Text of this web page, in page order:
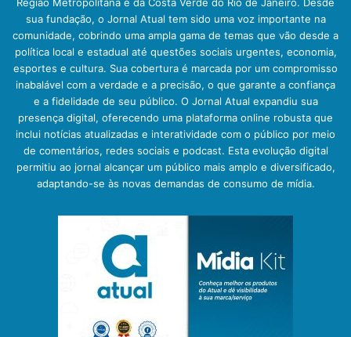
sua fundação, o Jornal Atual tem sido uma voz importante na
comunidade, cobrindo uma ampla gama de temas que vão desde a
política local e estadual até questões sociais urgentes, economia,
esportes e cultura. Sua cobertura é marcada por um compromisso
inabalável com a verdade e a precisão, o que garante a confiança
e a fidelidade de seu público. O Jornal Atual expandiu sua
presença digital, oferecendo uma plataforma online robusta que
inclui notícias atualizadas e interatividade com o público por meio
de comentários, redes sociais e podcast. Esta evolução digital
permitiu ao jornal alcançar um público mais amplo e diversificado,
adaptando-se às novas demandas de consumo de mídia.